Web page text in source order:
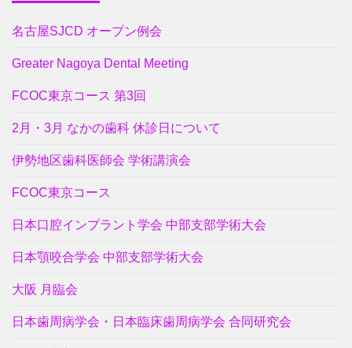
名古屋SJCD オープン例会
Greater Nagoya Dental Meeting
FCOC東京コース 第3回
2月・3月 なかの歯科 休診日について
伊勢地区歯科医師会 学術講演会
FCOC東京コース
日本口腔インプラント学会 中部支部学術大会
日本顎咬合学会 中部支部学術大会
大阪 月臨会
日本歯周病学会・日本臨床歯周病学会 合同研究会